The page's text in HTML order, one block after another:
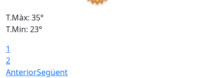
T.Màx: 35°
T.Min: 23°
1
2
AnteriorSegüent